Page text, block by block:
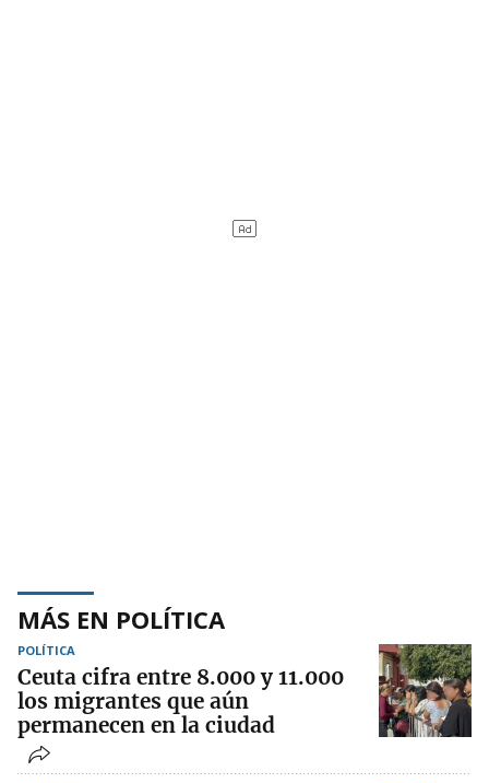
MÁS EN POLÍTICA
POLÍTICA
Ceuta cifra entre 8.000 y 11.000
los migrantes que aún
permanecen en la ciudad